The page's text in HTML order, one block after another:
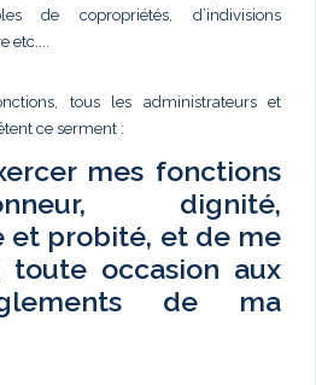
de copropriétés, d’indivisions
etc....
tous les administrateurs et
ce serment :
mes fonctions
dignité,
et probité, et de me
toute occasion aux
de ma